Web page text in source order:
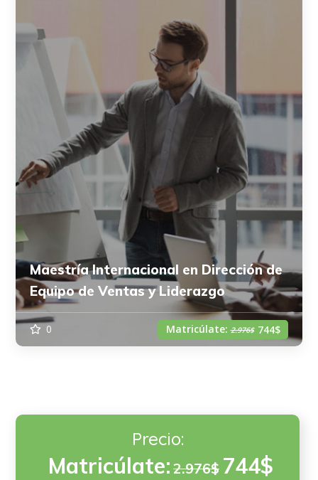
Maestría Internacional en Dirección de
Equipo de Ventas y Liderazgo
0 Matricúlate:2.976$ 744$
Precio:
Matricúlate:2.976$ 744$